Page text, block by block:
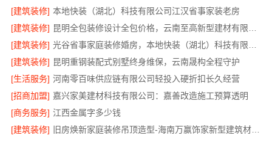
[建筑装修] 本地快装（湖北）科技有限公司江汉省事家装老房
[建筑装修]
[建筑装修]
[建筑装修] 昆明重钢装配式别墅终身维保，云南晟构全程守护
[生活服务] 河南零百味供应链有限公司轻投入硬折扣长久经营
[招商加盟] 嘉兴家美建材科技有限公司：嘉善改造施工预算透明
[商务服务] 江西金属字多少钱
[建筑装修]
旧房焕新家庭装修吊顶造型-海南万赢饰家新型建筑材料有限公司